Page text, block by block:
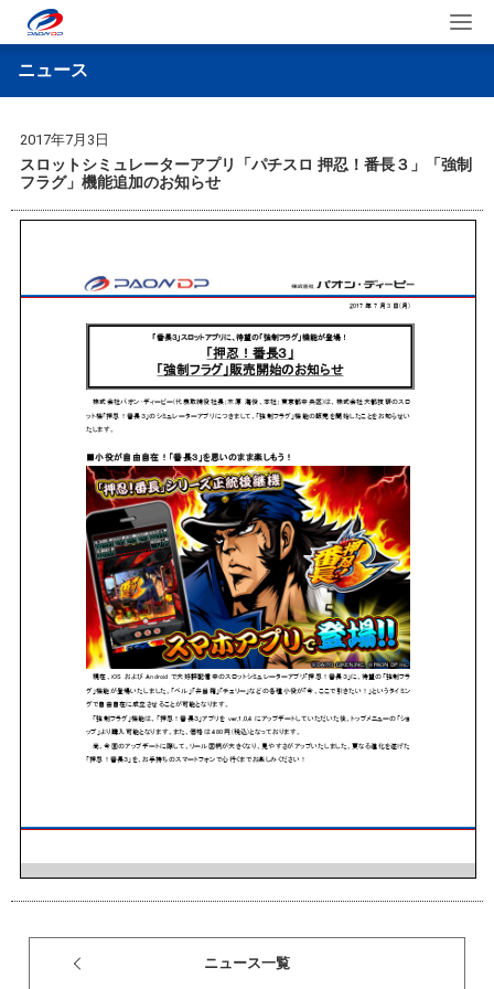
ニュース
2017年7月3日
スロットシミュレーターアプリ「パチスロ 押忍！番長３」「強制
フラグ」機能追加のお知らせ
ニュース一覧